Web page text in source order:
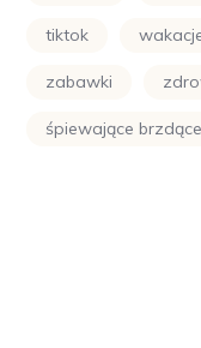
tiktok
zabawki
śpiewające brzdące